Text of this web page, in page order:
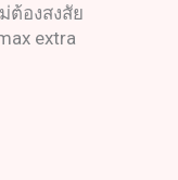
ต้องสงสัย
extra